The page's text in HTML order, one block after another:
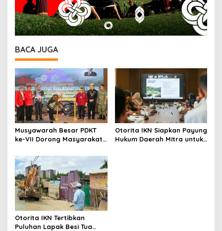
BACA JUGA
Musyawarah Besar PDKT
ke-VII Dorong Masyarakat
Pembangunan IKN
Otorita IKN Siapkan Payung
Hukum Daerah Mitra untuk
Otorita IKN Tertibkan
Puluhan Lapak Besi Tua